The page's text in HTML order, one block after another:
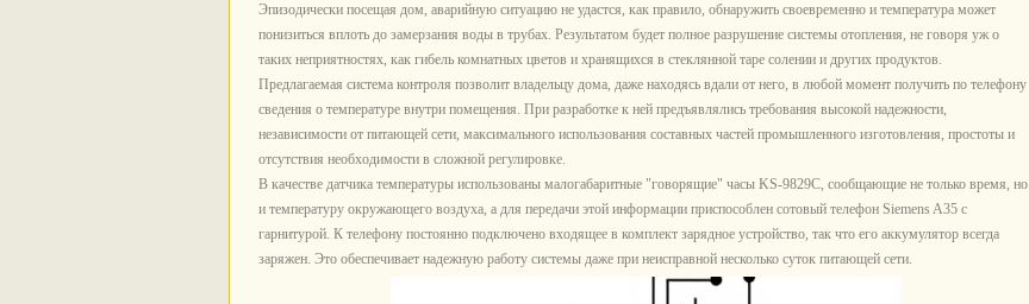
Эпизодически посещая дом, аварийную ситуацию не удастся, как правило, обнаружить своевременно и температура может
понизиться вплоть до замерзания воды в трубах. Результатом будет полное разрушение системы отопления, не говоря уж о
таких неприятностях, как гибель комнатных цветов и хранящихся в стеклянной таре солении и других продуктов.
Предлагаемая система контроля позволит владельцу дома, даже находясь вдали от него, в любой момент получить по телефону
сведения о температуре внутри помещения. При разработке к ней предъявлялись требования высокой надежности,
независимости от питающей сети, максимального использования составных частей промышленного изготовления, простоты и
отсутствия необходимости в сложной регулировке.
В качестве датчика температуры использованы малогабаритные "говорящие" часы KS-9829C, сообщающие не только время, но
и температуру окружающего воздуха, а для передачи этой информации приспособлен сотовый телефон Siemens A35 с
гарнитурой. К телефону постоянно подключено входящее в комплект зарядное устройство, так что его аккумулятор всегда
заряжен. Это обеспечивает надежную работу системы даже при неисправной несколько суток питающей сети.